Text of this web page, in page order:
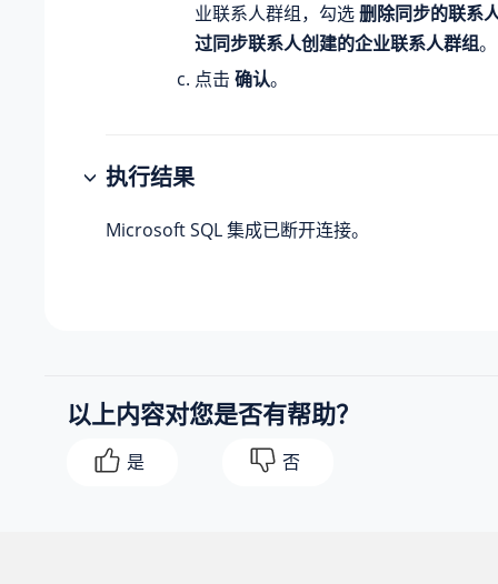
业联系人群组，勾选删除同步的联系
过同步联系人创建的企业联系人群组。
点击 确认。
执行结果
Microsoft SQL 集成已断开连接。
以上内容对您是否有帮助？
是 否